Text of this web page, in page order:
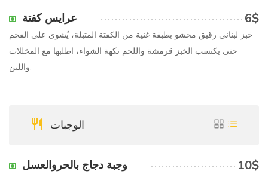
عرايس كفتة 6$
خبز لبناني رقيق محشو بطبقة غنية من الكفتة المتبلة، يُشوى على الفحم
حتى يكتسب الخبز قرمشة واللحم نكهة الشواء، اطلبها مع المخللات
واللبن.
الوجبات
وجبة دجاج بالحروالعسل 10$